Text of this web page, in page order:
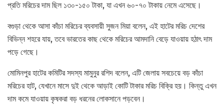
প্রতি মরিচের দাম ছিল ১৩০-১৫০ টাকা, যা এখন ৬০-৭০ টাকায় নেমে এসেছে।
বগুড়া থেকে আসা কাঁচা মরিচের ব্যবসায়ী সুজন মিয়া বলেন, এই হাটের মরিচ দেশের
বিভিন্ন শহরে যায়, তবে ভারতের কাছ থেকে মরিচের আমদানি বেড়ে যাওয়ায় হঠাৎ দাম
পড়ে গেছে।
মোমিনপুর হাটের কমিটির সদস্য মামুনুর রশিদ বলেন, এটি জেলায় সবচেয়ে বড় কাঁচা
মরিচের হাট, যেখানে মাসে দুই থেকে আড়াই কোটি টাকার মরিচ বিক্রি হয়। কিন্তু এখন
দাম কমে যাওয়ায় কৃষকরা বড় ধরনের লোকসানে পড়বেন।